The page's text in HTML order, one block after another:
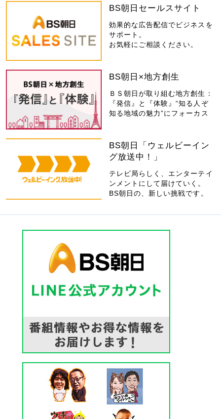
BS朝日セールスサイト
効果的な広告配信でビジネスを
サポート。
お気軽にご相談ください。
BS朝日×地方創生
ＢＳ朝日が取り組む地方創生：
『発信』と『体験』“知る人ぞ
知る地域の魅力”にフォーカス
BS朝日「ウェルビーイン
グ放送中！」
テレビ局らしく、エンターテイ
ンメントにして届けていく。
BS朝日の、新しい挑戦です。